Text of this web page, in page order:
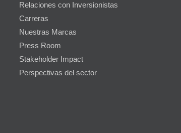
Relaciones con Inversionistas
Carreras
Nuestras Marcas
Press Room
Stakeholder Impact
Perspectivas del sector